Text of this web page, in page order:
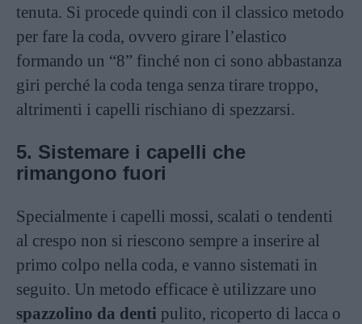
tenuta. Si procede quindi con il classico metodo
per fare la coda, ovvero girare l’elastico
formando un “8” finché non ci sono abbastanza
giri perché la coda tenga senza tirare troppo,
altrimenti i capelli rischiano di spezzarsi.
5. Sistemare i capelli che
rimangono fuori
Specialmente i capelli mossi, scalati o tendenti
al crespo non si riescono sempre a inserire al
primo colpo nella coda, e vanno sistemati in
seguito. Un metodo efficace è utilizzare uno
spazzolino da denti pulito, ricoperto di lacca o